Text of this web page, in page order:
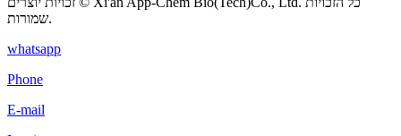
שמורות.
whatsapp
Phone
E-mail